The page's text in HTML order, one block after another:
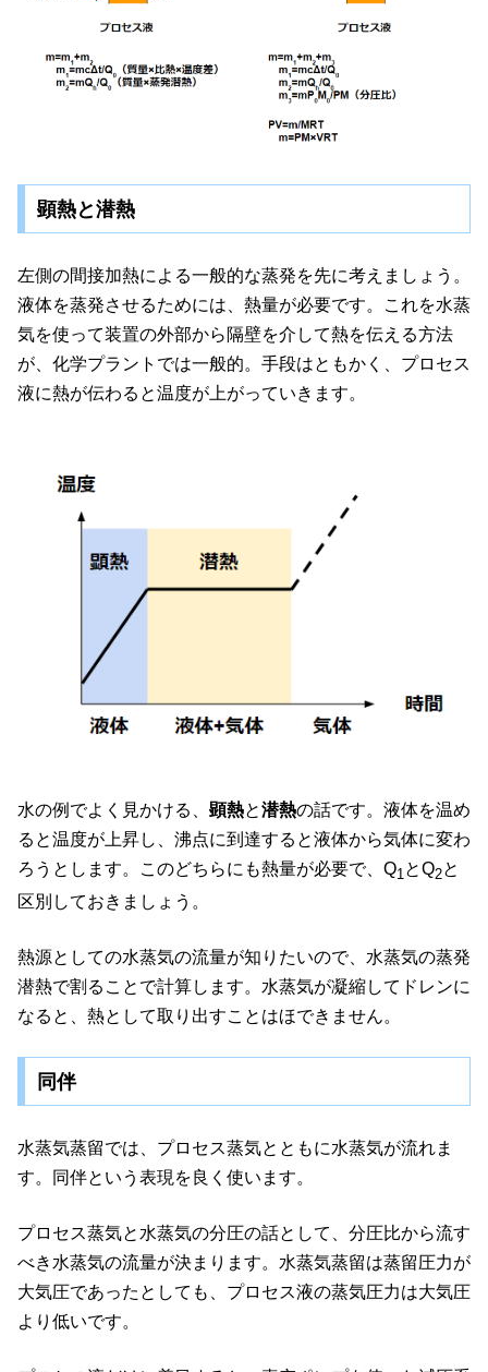
顕熱と潜熱
左側の間接加熱による一般的な蒸発を先に考えましょう。
液体を蒸発させるためには、熱量が必要です。これを水蒸
気を使って装置の外部から隔壁を介して熱を伝える方法
が、化学プラントでは一般的。手段はともかく、プロセス
液に熱が伝わると温度が上がっていきます。
水の例でよく見かける、 顕熱と潜熱の話です。液体を温め
ると温度が上昇し、沸点に到達すると液体から気体に変わ
ろうとします。このどちらにも熱量が必要で、Q1 とQ2と
区別しておきましょう。
熱源としての水蒸気の流量が知りたいので、水蒸気の蒸発
潜熱で割ることで計算します。水蒸気が凝縮してドレンに
なると、熱として取り出すことはほできません。
同伴
水蒸気蒸留では、プロセス蒸気とともに水蒸気が流れま
す。同伴という表現を良く使います。
プロセス蒸気と水蒸気の分圧の話として、分圧比から流す
べき水蒸気の流量が決まります。水蒸気蒸留は蒸留圧力が
大気圧であったとしても、プロセス液の蒸気圧力は大気圧
より低いです。